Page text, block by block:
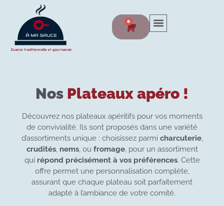
0
Nos Plateaux apéro !
Découvrez nos plateaux apéritifs pour vos moments
de convivialité. Ils sont proposés dans une variété
d’assortiments unique : choisissez parmi charcuterie,
crudités, nems, ou fromage, pour un assortiment
qui répond précisément à vos préférences. Cette
offre permet une personnalisation complète,
assurant que chaque plateau soit parfaitement
adapté à l’ambiance de votre comité.